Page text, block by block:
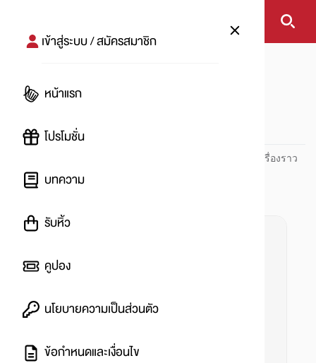
เข้าสู่ระบบ / สมัครสมาชิก
หน้าแรก
โปรโมชั่น
บทความ
รับหิ้ว
คูปอง
นโยบายความเป็นส่วนตัว
ข้อกำหนดและเงื่อนไข
#
ปันโปร PUNPRO ที่ 1 ด้านโปรโมชัน อัปเดตและติดตามทุกเรื่องราว
โปรโมชัน